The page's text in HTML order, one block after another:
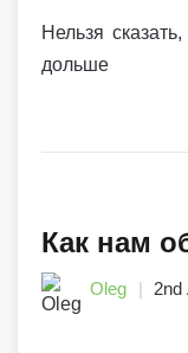
Нельзя
дольше
Как нам
Oleg 2nd